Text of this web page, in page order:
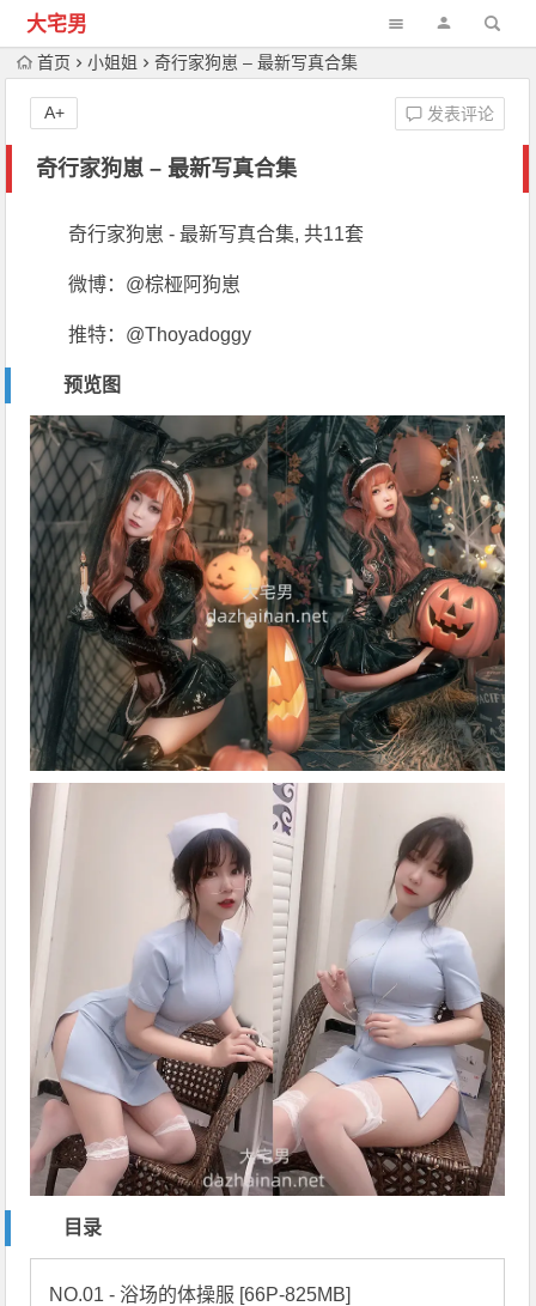
大宅男
首页 小姐姐 奇行家狗崽 – 最新写真合集
奇行家狗崽 – 最新写真合集
发表评论
A+
奇行家狗崽 - 最新写真合集, 共11套
微博：@棕桠阿狗崽
推特：@Thoyadoggy
预览图
目录
NO.01 - 浴场的体操服 [66P-825MB]